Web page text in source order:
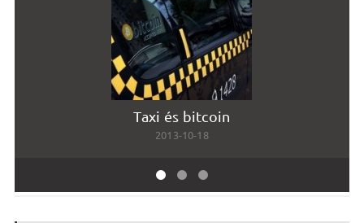
Taxi és bitcoin
2013-10-18